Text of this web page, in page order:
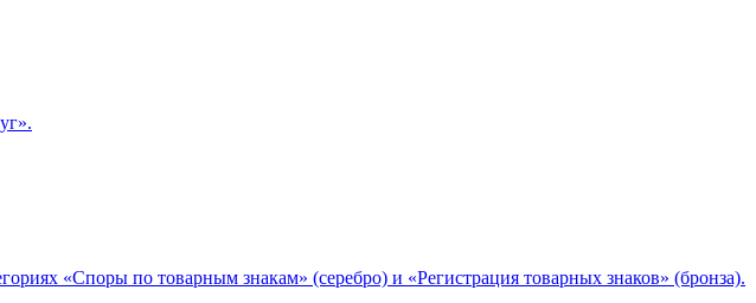
«Споры по товарным знакам» (серебро) и «Регистрация товарных знаков» (бронза).